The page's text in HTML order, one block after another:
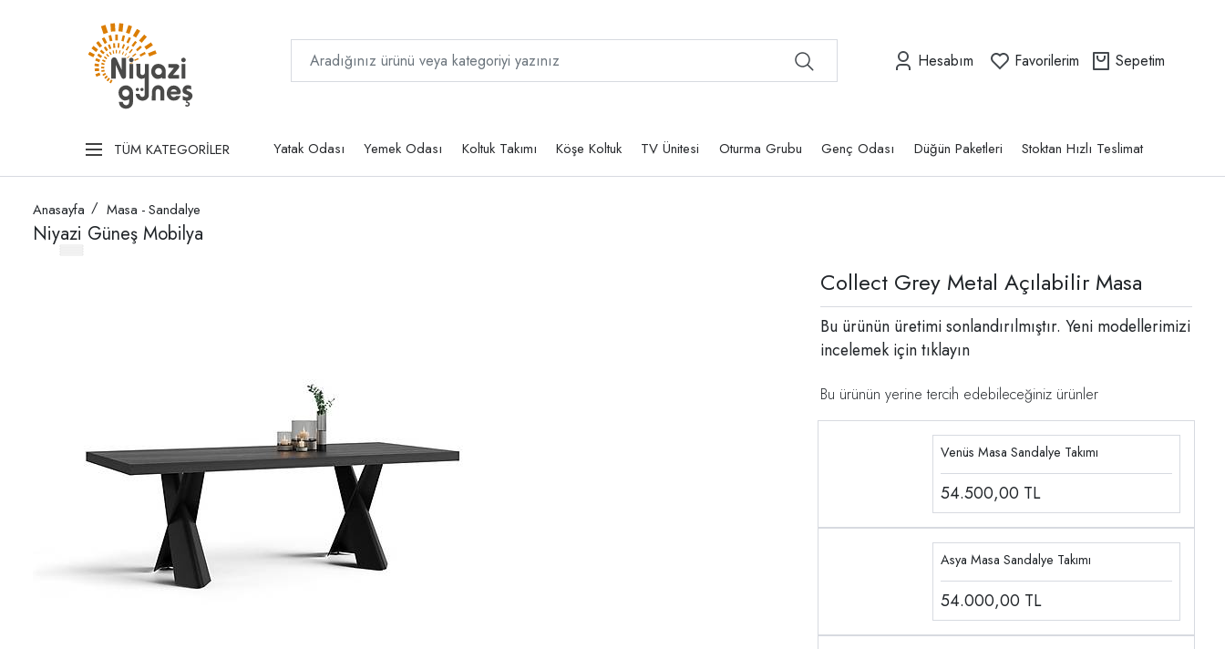
Hesabım Favorilerim Sepetim
TÜM KATEGORİLER Yatak Odası Yemek Odası Koltuk Takımı Köşe Koltuk TV Ünitesi Oturma Grubu Genç Odası Düğün Paketleri Stoktan Hızlı Teslimat
Anasayfa Masa - Sandalye
Niyazi Güneş Mobilya
Collect Grey Metal Açılabilir Masa
Bu ürünün üretimi sonlandırılmıştır. Yeni modellerimizi
incelemek içintıklayın
Bu ürünün yerine tercih edebileceğiniz ürünler
Venüs Masa Sandalye Takımı
54.500,00 TL
Asya Masa Sandalye Takımı
54.000,00 TL